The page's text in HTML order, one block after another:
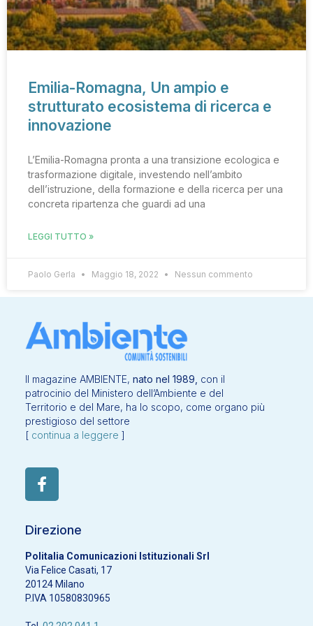
Emilia-Romagna, Un ampio e
strutturato ecosistema di ricerca e
innovazione
L’Emilia-Romagna pronta a una transizione ecologica e
trasformazione digitale, investendo nell’ambito
dell’istruzione, della formazione e della ricerca per una
concreta ripartenza che guardi ad una
LEGGI TUTTO »
Paolo Gerla Maggio 18, 2022 Nessun commento
Il magazine AMBIENTE, nato nel 1989, con il
patrocinio del Ministero dell’Ambiente e del
Territorio e del Mare, ha lo scopo, come organo più
prestigioso del settore
[ continua a leggere ]
Direzione
Politalia Comunicazioni Istituzionali Srl
Via Felice Casati, 17
20124 Milano
P.IVA 10580830965